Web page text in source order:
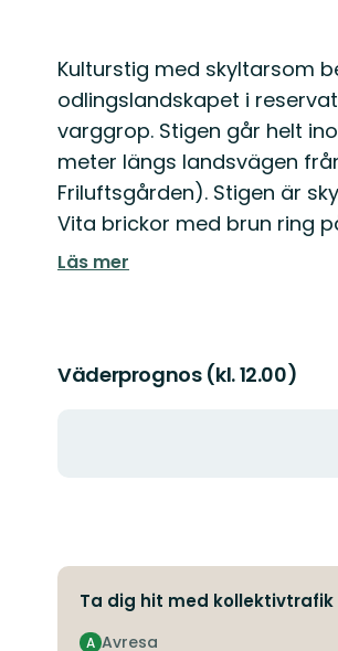
Beskrivning
Kulturstig med skyltarsom
odlingslandskapet i
varggrop. Stigen går helt
meter längs landsvägen
Friluftsgården). Stigen är
Vita brickor med brun ring
Läs mer
Väderprognos (kl. 12.00)
Ta dig hit med kollektivtrafik
Avresa
A